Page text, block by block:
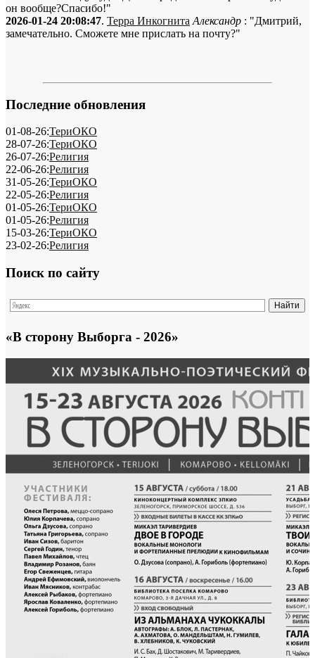
он вообще?Спасибо!"
2026-01-24 20:08:47. Терра Инкогнита Александр : "Дмитрий,
замечательно. Сможете мне прислать на почту?"
Последние обновления
01-08-26:ТериОКО
28-07-26:ТериОКО
26-07-26:Религия
22-06-26:Религия
31-05-26:ТериОКО
22-05-26:Религия
01-05-26:ТериОКО
01-05-26:Религия
15-03-26:ТериОКО
23-02-26:Религия
Поиск по сайту
«В сторону Выборга - 2026»